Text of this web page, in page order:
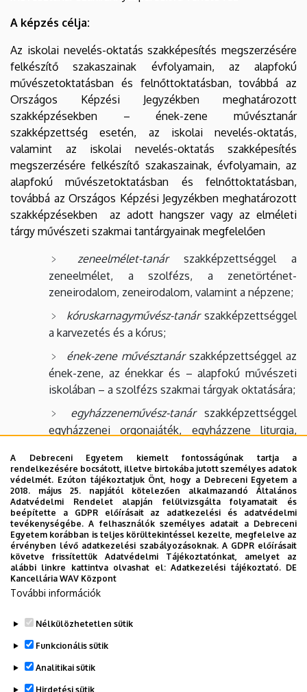
A képzés célja:
Az iskolai nevelés-oktatás szakképesítés megszerzésére
felkészítő szakaszainak évfolyamain, az alapfokú
művészetoktatásban és felnőttoktatásban, továbbá az
Országos Képzési Jegyzékben meghatározott
szakképzésekben – ének-zene művésztanár
szakképzettség esetén, az iskolai nevelés-oktatás,
valamint az iskolai nevelés-oktatás szakképesítés
megszerzésére felkészítő szakaszainak, évfolyamain, az
alapfokú művészetoktatásban és felnőttoktatásban,
továbbá az Országos Képzési Jegyzékben meghatározott
szakképzésekben az adott hangszer vagy az elméleti
tárgy művészeti szakmai tantárgyainak megfelelően
zeneelmélet-tanárszakképzettséggel a
zeneelmélet, a szolfézs, a zenetörténet-
zeneirodalom, zeneirodalom, valamint a népzene;
kóruskarnagyművész-tanárszakképzettséggel
a karvezetés és a kórus;
ének-zene művésztanárszakképzettséggel az
ének-zene, az énekkar és – alapfokú művészeti
iskolában – a szolfézs szakmai tárgyak oktatására;
egyházzeneművész-tanárszakképzettséggel
egyházzenei orgonajáték, egyházzene liturgia,
gregorián ének – graduál, az (egyházzenei) kórus,
az egyházzene-irodalom, továbbá egyházzenei
karvezetés, az iskola pedagógiai feladatainak
ellátására, a pedagógiai kutatási, tervezési és
fejlesztési feladatok végzésére képes
művésztanárok képzése, továbbá a tanulmányaik
doktori képzésben való folytatására történő
felkészítése.
Legutóbbi frissítés: 2023. 02. 28. 10:43
A Debreceni Egyetem kiemelt fontosságúnak tartja a
rendelkezésére bocsátott, illetve birtokába jutott személyes adatok
védelmét. Ezúton tájékoztatjuk Önt, hogy a Debreceni Egyetem a
2018. május 25. napjától kötelezően alkalmazandó Általános
Adatvédelmi Rendelet alapján felülvizsgálta folyamatait és
beépítette a GDPR előírásait az adatkezelési és adatvédelmi
tevékenységébe. A felhasználók személyes adatait a Debreceni
Egyetem korábban is teljes körültekintéssel kezelte, megfelelve az
érvényben lévő adatkezelési szabályozásoknak. A GDPR előírásait
követve frissítettük Adatvédelmi Tájékoztatónkat, amelyet az
alábbi linkre kattintva olvashat el:Adatkezelési tájékoztató. DE
Kancellária WAV Központ
További információk
Nélkülözhetetlen sütik
Funkcionális sütik
Analitikai sütik
Hirdetési sütik